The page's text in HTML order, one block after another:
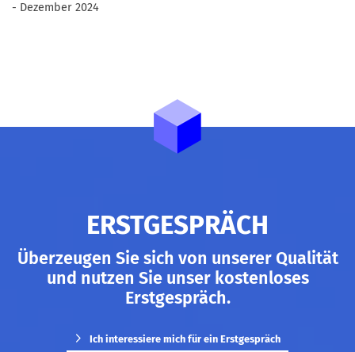
- Dezember 2024
ERSTGESPRÄCH
Überzeugen Sie sich von unserer Qualität
und nutzen Sie unser kostenloses
Erstgespräch.
Ich interessiere mich für ein Erstgespräch